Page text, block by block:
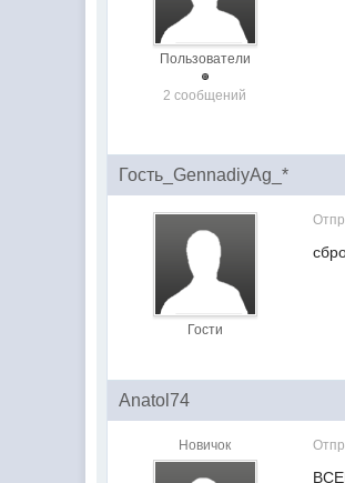
Пользователи
2 сообщений
Гость_GennadiyAg_*
Гости
Anatol74
Новичок